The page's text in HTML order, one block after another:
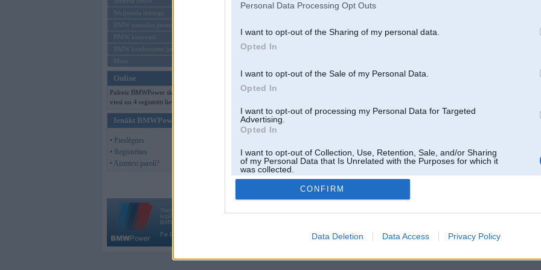
Personal Data Processing Opt Outs
I want to opt-out of the Sharing of my personal data.
Opted In
I want to opt-out of the Sale of my Personal Data.
Opted In
I want to opt-out of processing my Personal Data for Targeted
Advertising.
Opted In
I want to opt-out of Collection, Use, Retention, Sale, and/or Sharing
of my Personal Data that Is Unrelated with the Purposes for which it
was collected.
Opted Out
CONFIRM
Data Deletion Data Access Privacy Policy
Sērijveida tūnings
BMW pasaules jaunumi
BMW koncepti
BMW konkurentu jaunumi
Moto
Online
Pašreiz BMWPower skatās 156
viesi un 4 reģistrēti lietotāji.
Ienākt BMWPower
• Pieslēgties
• Reģistrēties
• Aizmirsi paroli?
Vortāls BMWPower.lv darbojas
kopš 2002. gada 14. maija. Tas nav auto klubs un nav saistīts ar
BMW AG.
Par BMWPower